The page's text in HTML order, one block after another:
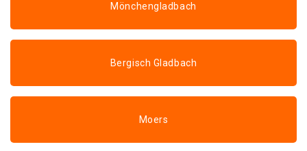
Mönchengladbach
Bergisch Gladbach
Moers